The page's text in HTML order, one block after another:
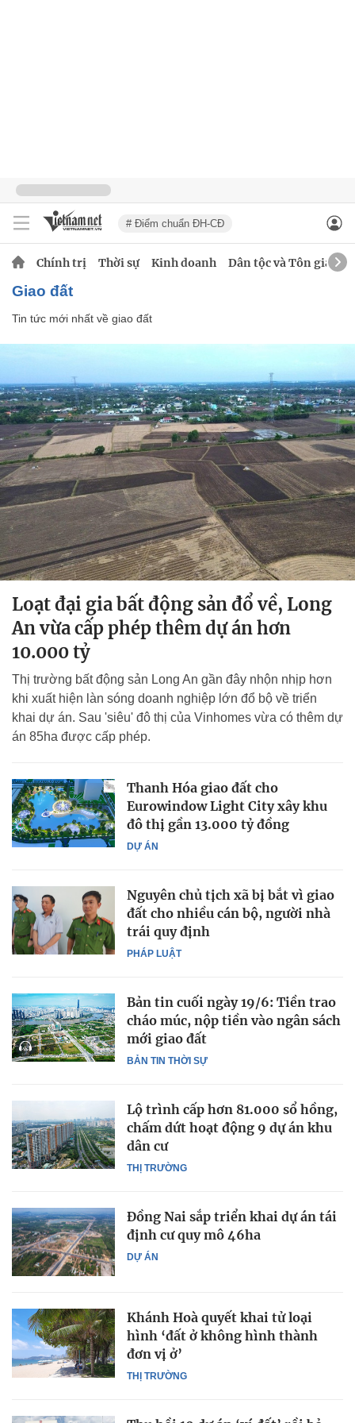
# Điểm chuẩn ĐH-CĐ
Chính trị Thời sự Kinh doanh Dân tộc và Tôn giáo
giao đất
Tin tức mới nhất về giao đất
Loạt đại gia bất động sản đổ về, Long
An vừa cấp phép thêm dự án hơn
10.000 tỷ
Thị trường bất động sản Long An gần đây nhộn nhịp hơn
khi xuất hiện làn sóng doanh nghiệp lớn đổ bộ về triển
khai dự án. Sau 'siêu' đô thị của Vinhomes vừa có thêm dự
án 85ha được cấp phép.
DỰ ÁN
Thanh Hóa giao đất cho
Eurowindow Light City xây khu
đô thị gần 13.000 tỷ đồng
PHÁP LUẬT
Nguyên chủ tịch xã bị bắt vì giao
đất cho nhiều cán bộ, người nhà
trái quy định
BẢN TIN THỜI SỰ
Bản tin cuối ngày 19/6: Tiền trao
cháo múc, nộp tiền vào ngân sách
mới giao đất
THỊ TRƯỜNG
Lộ trình cấp hơn 81.000 sổ hồng,
chấm dứt hoạt động 9 dự án khu
dân cư
DỰ ÁN
Đồng Nai sắp triển khai dự án tái
định cư quy mô 46ha
THỊ TRƯỜNG
Khánh Hoà quyết khai tử loại
hình ‘đất ở không hình thành
đơn vị ở’